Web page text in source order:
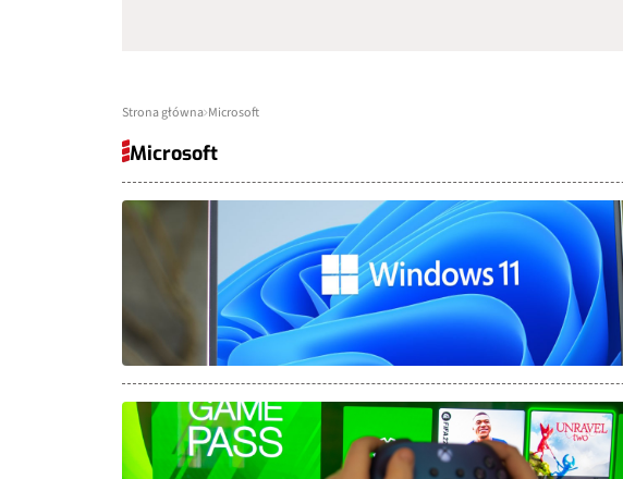
Strona główna Microsoft
Microsoft